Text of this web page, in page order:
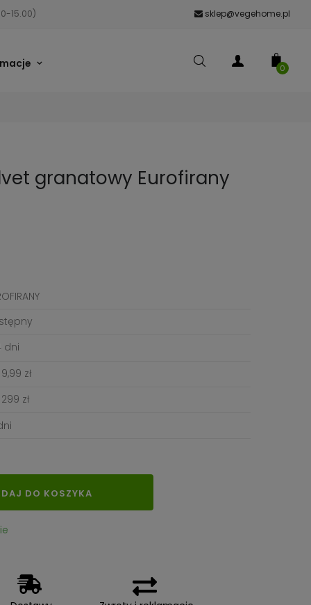
15.00) sklep@vegehome.pl
0
granatowy Eurofirany
dni
zł
zł
DO KOSZYKA